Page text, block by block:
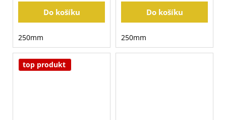
Do košíku
250mm
Do košíku
250mm
top produkt